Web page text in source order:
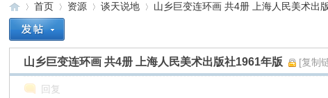
»
首页
›
资源
›
谈天说地
›
山乡巨变连环画 共4册 上海人民美术出
山乡巨变连环画 共4册 上海人民美术出版社1961年版 [复制
回复